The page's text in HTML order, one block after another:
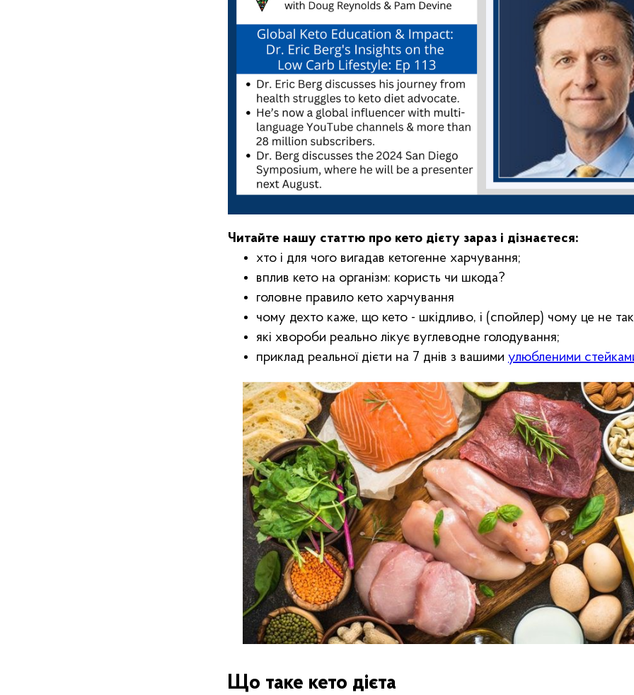
Читайте нашу статтю про кето дієту зараз і дізнаєтеся:
хто і для чого вигадав кетогенне харчування;
вплив кето на організм: користь чи шкода?
головне правило кето харчування
чому дехто каже, що кето - шкідливо, і (спойлер) чому це не
які хвороби реально лікує вуглеводне голодування;
приклад реальної дієти на 7 днів з вашими улюбленими
Що таке кето дієта